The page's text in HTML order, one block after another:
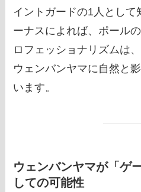
イントガードの1人として
ーナスによれば、ポール
ロフェッショナリズムは
ウェンバンヤマに自然と
います。
ウェンバンヤマが「ゲ
しての可能性